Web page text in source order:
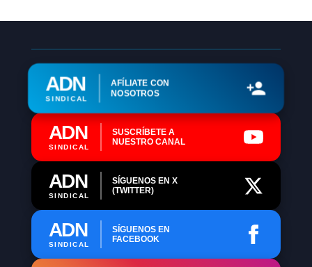
ADN
SINDICAL
AFÍLIATE CON
NOSOTROS
ADN
SINDICAL
SUSCRÍBETE A
NUESTRO CANAL
ADN
SINDICAL
SÍGUENOS EN X
(TWITTER)
ADN
SINDICAL
SÍGUENOS EN
FACEBOOK